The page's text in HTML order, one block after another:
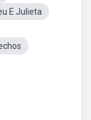
E Julieta